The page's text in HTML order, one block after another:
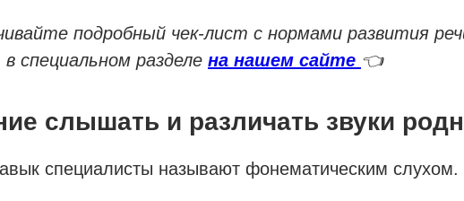
подробный чек-лист с нормами развития
специальном разделе на нашем сайте 👈
слышать и различать звуки
специалисты называют фонематическим слухом.